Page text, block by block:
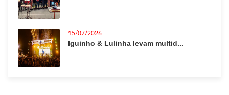
15/07/2026
Iguinho & Lulinha levam multid...